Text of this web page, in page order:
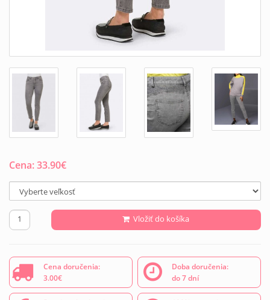
Cena:33.90€
Vložiť do košíka
Cena doručenia:
3.00€
Doba doručenia:
do 7 dní